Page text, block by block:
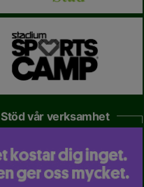
Stöd vår verksamhet